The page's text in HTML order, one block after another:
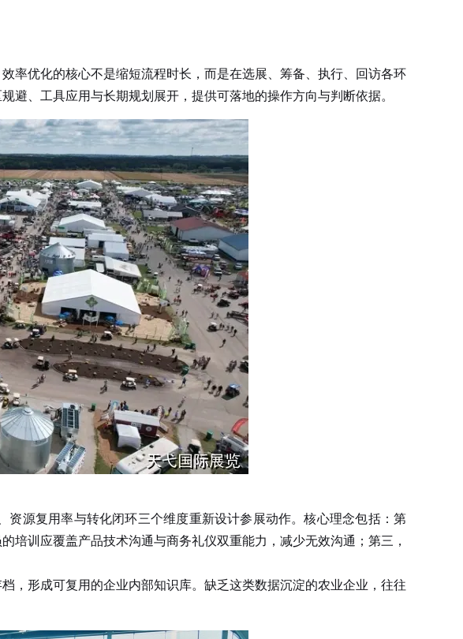
率优化的核心不是缩短流程时长，而是在选展、筹备、执行、回访各环
、工具应用与长期规划展开，提供可落地的操作方向与判断依据。
源复用率与转化闭环三个维度重新设计参展动作。核心理念包括：第
培训应覆盖产品技术沟通与商务礼仪双重能力，减少无效沟通；第三，
形成可复用的企业内部知识库。缺乏这类数据沉淀的农业企业，往往